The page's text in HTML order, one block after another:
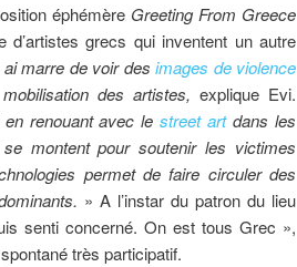
éphémère Greeting From Greece
d’artistes grecs qui inventent un autre
ai marre de voir des images de violence
des artistes, explique Evi.
en renouant avec lestreet artdans les
montent pour soutenir les victimes
permet de faire circuler des
» A l’instar du patron du lieu
senti concerné. On est tous Grec »,
très participatif.